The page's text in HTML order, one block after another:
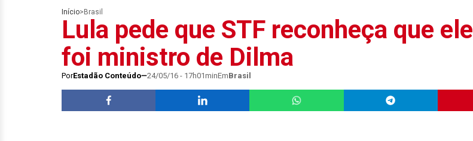
Início> Brasil
Lula pede que STF reconheça que ele
foi ministro de Dilma
PorEstadão Conteúdo 24/05/16 - 17h01minEmBrasil